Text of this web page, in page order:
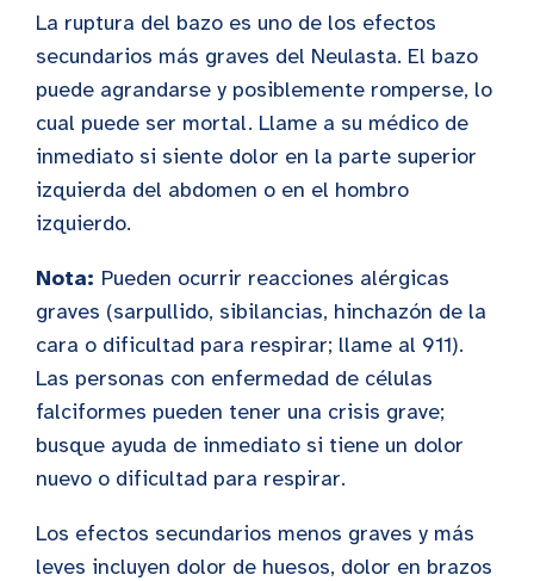
La ruptura del bazo es uno de los efectos
secundarios más graves del Neulasta. El bazo
puede agrandarse y posiblemente romperse, lo
cual puede ser mortal. Llame a su médico de
inmediato si siente dolor en la parte superior
izquierda del abdomen o en el hombro
izquierdo.
Nota: Pueden ocurrir reacciones alérgicas
graves (sarpullido, sibilancias, hinchazón de la
cara o dificultad para respirar; llame al 911).
Las personas con enfermedad de células
falciformes pueden tener una crisis grave;
busque ayuda de inmediato si tiene un dolor
nuevo o dificultad para respirar.
Los efectos secundarios menos graves y más
leves incluyen dolor de huesos, dolor en brazos